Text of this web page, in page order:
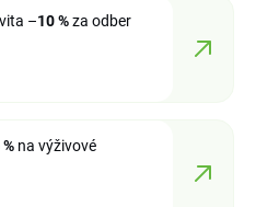
–10 %za odber
na výživové